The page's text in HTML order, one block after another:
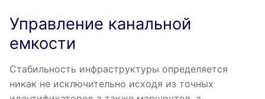
Управление канальной
емкости
Стабильность инфраструктуры определяется
никак не исключительно исходя из точных